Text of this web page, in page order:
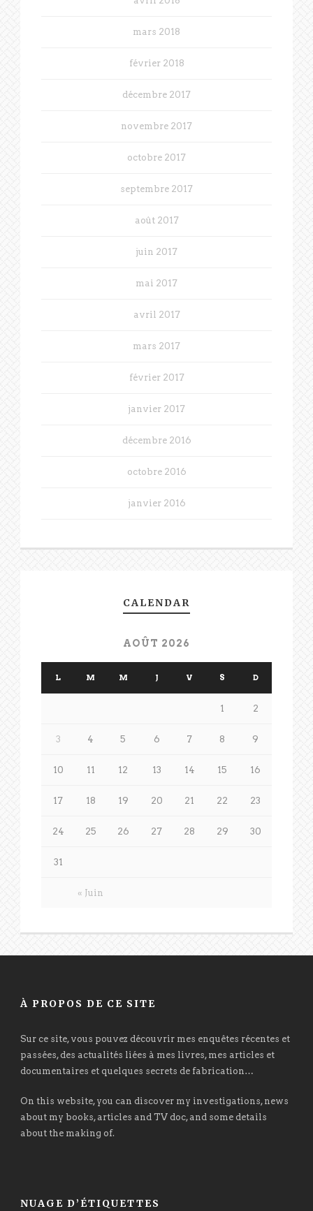
mars 2018
février 2018
décembre 2017
novembre 2017
octobre 2017
septembre 2017
août 2017
juin 2017
mai 2017
avril 2017
mars 2017
février 2017
janvier 2017
décembre 2016
octobre 2016
janvier 2016
CALENDAR
AOÛT 2026
L M M J V S D
« Juin
1 2
3 4 5 6 7 8 9
10 11 12 13 14 15 16
17 18 19 20 21 22 23
24 25 26 27 28 29 30
31
À PROPOS DE CE SITE
Sur ce site, vous pouvez découvrir mes enquêtes récentes et
passées, des actualités liées à mes livres, mes articles et
documentaires et quelques secrets de fabrication…
On this website, you can discover my investigations, news
about my books, articles and TV doc, and some details
about the making of.
NUAGE D’ÉTIQUETTES